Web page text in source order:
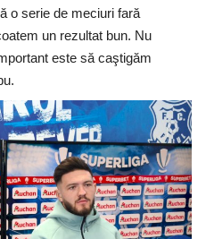
o serie de meciuri fară
un rezultat bun. Nu
este să caştigăm